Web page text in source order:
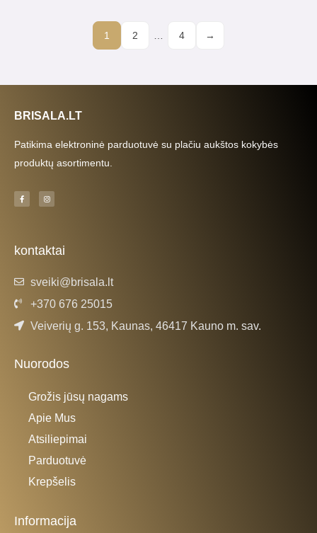
1 2 4 →
BRISALA.LT
Patikima elektroninė parduotuvė su plačiu aukštos kokybės
produktų asortimentu.
F
a
c
-
f
I
n
s
m
kontaktai
sveiki@brisala.lt
+370 676 25015
Veiverių g. 153, Kaunas, 46417 Kauno m. sav.
Nuorodos
Grožis jūsų nagams
Apie Mus
Atsiliepimai
Parduotuvė
Krepšelis
Informacija